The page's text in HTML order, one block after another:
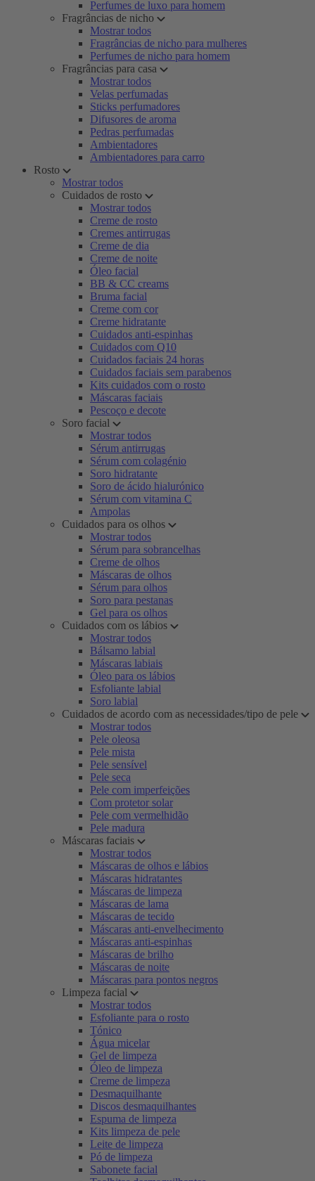
Perfumes de luxo para homem
Fragrâncias de nicho
Mostrar todos
Fragrâncias de nicho para mulheres
Perfumes de nicho para homem
Fragrâncias para casa
Mostrar todos
Velas perfumadas
Sticks perfumadores
Difusores de aroma
Pedras perfumadas
Ambientadores
Ambientadores para carro
Rosto
Mostrar todos
Cuidados de rosto
Mostrar todos
Creme de rosto
Cremes antirrugas
Creme de dia
Creme de noite
Óleo facial
BB & CC creams
Bruma facial
Creme com cor
Creme hidratante
Cuidados anti-espinhas
Cuidados com Q10
Cuidados faciais 24 horas
Cuidados faciais sem parabenos
Kits cuidados com o rosto
Máscaras faciais
Pescoço e decote
Soro facial
Mostrar todos
Sérum antirrugas
Sérum com colagénio
Soro hidratante
Soro de ácido hialurónico
Sérum com vitamina C
Ampolas
Cuidados para os olhos
Mostrar todos
Sérum para sobrancelhas
Creme de olhos
Máscaras de olhos
Sérum para olhos
Soro para pestanas
Gel para os olhos
Cuidados com os lábios
Mostrar todos
Bálsamo labial
Máscaras labiais
Óleo para os lábios
Esfoliante labial
Soro labial
Cuidados de acordo com as necessidades/tipo de pele
Mostrar todos
Pele oleosa
Pele mista
Pele sensível
Pele seca
Pele com imperfeições
Com protetor solar
Pele com vermelhidão
Pele madura
Máscaras faciais
Mostrar todos
Máscaras de olhos e lábios
Máscaras hidratantes
Máscaras de limpeza
Máscaras de lama
Máscaras de tecido
Máscaras anti-envelhecimento
Máscaras anti-espinhas
Máscaras de brilho
Máscaras de noite
Máscaras para pontos negros
Limpeza facial
Mostrar todos
Esfoliante para o rosto
Tónico
Água micelar
Gel de limpeza
Óleo de limpeza
Creme de limpeza
Desmaquilhante
Discos desmaquilhantes
Espuma de limpeza
Kits limpeza de pele
Leite de limpeza
Pó de limpeza
Sabonete facial